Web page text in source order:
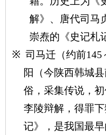
解》、唐代司马
崇焘的《史记札
※ 司马迁（约前
阳（今陕西韩城
俗，采集传说，
李陵辩解，得罪
记》，是我国最早